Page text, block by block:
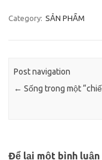
Category: SẢN PHẨM
Post navigation
← Sống trong một
Để lại một bình luận